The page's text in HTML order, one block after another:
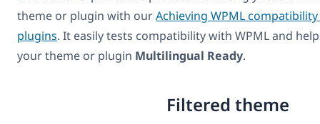
theme or plugin with ourAchieving WPML
plugins. It easily tests compatibility with WPML and
your theme or plugin Multilingual Ready.
Filtered theme